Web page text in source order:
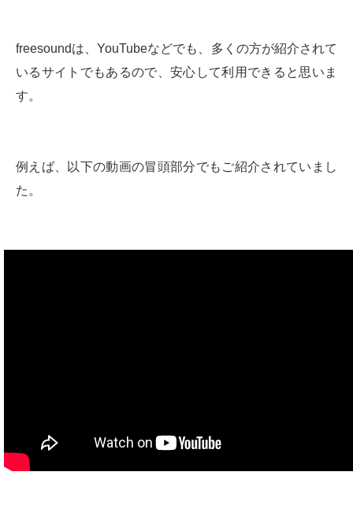
freesoundは、YouTubeなどでも、多くの方が紹介されて
いるサイトでもあるので、安心して利用できると思いま
す。
例えば、以下の動画の冒頭部分でもご紹介されていまし
た。